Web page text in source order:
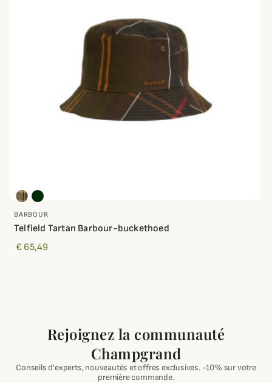
BARBOUR
Telfield Tartan Barbour-buckethoed
€ 65,49
Rejoignez la communauté
Champgrand
Conseils d'experts, nouveautés et offres exclusives. -10% sur votre
première commande.